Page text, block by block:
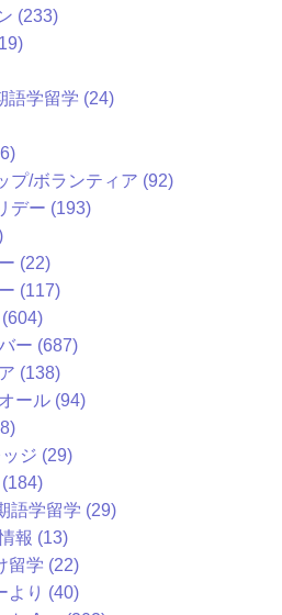
(233)
語学留学 (24)
プ/ボランティア (92)
デー (193)
(22)
(117)
ー (687)
(138)
ール (94)
ジ (29)
語学留学 (29)
報 (13)
留学 (22)
より (40)